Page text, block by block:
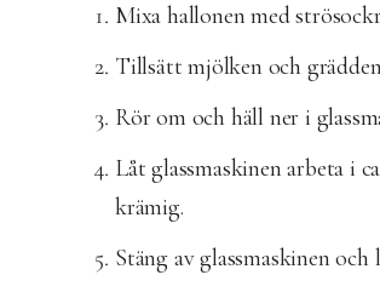
Mixa hallonen med
Tillsätt mjölken och
Rör om och häll ner i
Låt glassmaskinen arbeta i
krämig.
Stäng av glassmaskinen